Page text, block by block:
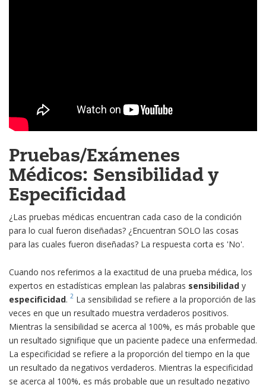
Pruebas/Exámenes
Médicos: Sensibilidad y
Especificidad
¿Las pruebas médicas encuentran cada caso de la condición
para lo cual fueron diseñadas? ¿Encuentran SOLO las cosas
para las cuales fueron diseñadas? La respuesta corta es 'No'.
Cuando nos referimos a la exactitud de una prueba médica, los
expertos en estadísticas emplean las palabras sensibilidad y
especificidad. 2 La sensibilidad se refiere a la proporción de las
veces en que un resultado muestra verdaderos positivos.
Mientras la sensibilidad se acerca al 100%, es más probable que
un resultado signifique que un paciente padece una enfermedad.
La especificidad se refiere a la proporción del tiempo en la que
un resultado da negativos verdaderos. Mientras la especificidad
se acerca al 100%, es más probable que un resultado negativo